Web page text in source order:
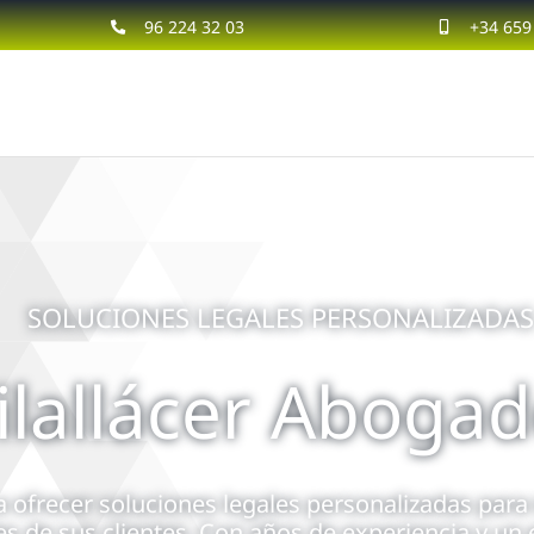
96 224 32 03 +34
a empresas
SOLUCIONES LEGALES PERSONALIZADAS
ofrecer soluciones legales personalizadas